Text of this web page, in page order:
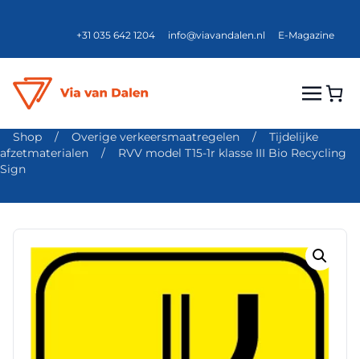
+31 035 642 1204 info@viavandalen.nl E-Magazine
Shop / Overige verkeersmaatregelen /
Tijdelijke
afzetmaterialen
/
RVV model T15-1r klasse III Bio Recycling
Sign